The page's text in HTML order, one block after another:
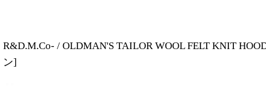
R&D.M.Co- / OLDMAN'S TAILOR WOOL FELT KNIT
ン]